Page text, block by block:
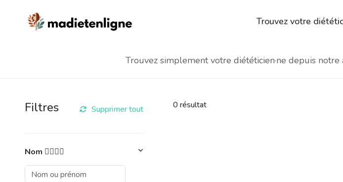
Trouvez votre
Trouvez simplement votre diététicien·ne depuis
Filtres Supprimer tout
Nom 👩‍⚕️👨‍⚕️
0résultat